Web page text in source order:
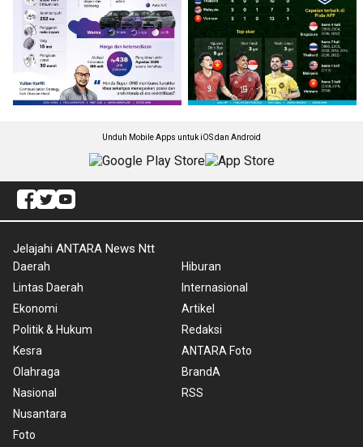
Unduh Mobile Apps untuk iOS dan Android
Jelajahi ANTARA News Ntt
Daerah
Lintas Daerah
Ekonomi
Politik & Hukum
Kesra
Olahraga
Nasional
Nusantara
Foto
Hiburan
Internasional
Artikel
Redaksi
ANTARA Foto
BrandA
RSS